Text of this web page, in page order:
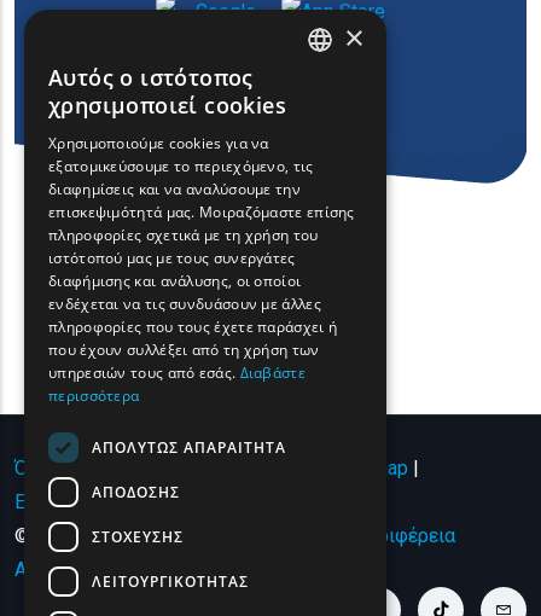
Όροι χρήσης | Πολιτική Απορρήτου Sitemap
Επικοινωνία
© Copyright 2024 - All Rights Reserved
Περιφέρεια
Ανατολικής Μακεδονίας και Θράκης
linkedin linkinstagram link
tiktok link
FRENCH
BULGARIAN
ROMANIAN
TURKISH
×
Αυτός ο ιστότοπος
χρησιμοποιεί cookies
Χρησιμοποιούμε cookies για να
εξατομικεύσουμε το περιεχόμενο, τις
διαφημίσεις και να αναλύσουμε την
επισκεψιμότητά μας. Μοιραζόμαστε επίσης
πληροφορίες σχετικά με τη χρήση του
ιστότοπού μας με τους συνεργάτες
διαφήμισης και ανάλυσης, οι οποίοι
ενδέχεται να τις συνδυάσουν με άλλες
πληροφορίες που τους έχετε παράσχει ή
που έχουν συλλέξει από τη χρήση των
υπηρεσιών τους από εσάς. Διαβάστε
περισσότερα
ΑΠΟΛΎΤΩΣ ΑΠΑΡΑΊΤΗΤΑ
ΑΠΌΔΟΣΗΣ
ΣΤΌΧΕΥΣΗΣ
ΛΕΙΤΟΥΡΓΙΚΌΤΗΤΑΣ